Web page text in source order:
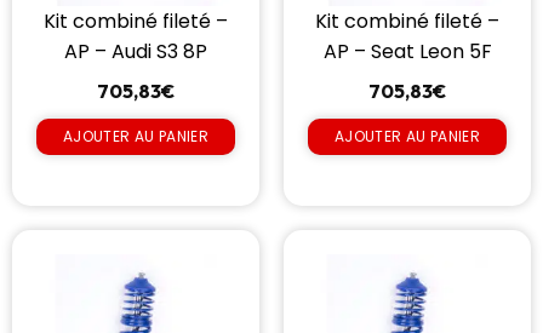
Kit combiné fileté –
AP – Audi S3 8P
705,83€
AJOUTER AU PANIER
Kit combiné fileté –
AP – Seat Leon 5F
705,83€
AJOUTER AU PANIER